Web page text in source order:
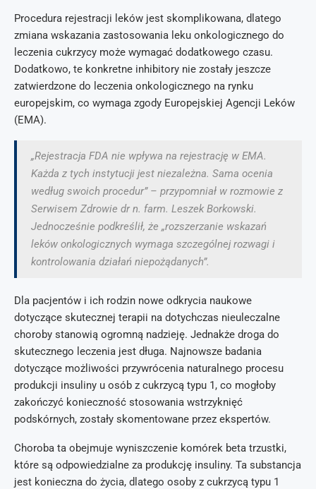
Procedura rejestracji leków jest skomplikowana, dlatego
zmiana wskazania zastosowania leku onkologicznego do
leczenia cukrzycy może wymagać dodatkowego czasu.
Dodatkowo, te konkretne inhibitory nie zostały jeszcze
zatwierdzone do leczenia onkologicznego na rynku
europejskim, co wymaga zgody Europejskiej Agencji Leków
(EMA).
„Rejestracja FDA nie wpływa na rejestrację w EMA.
Każda z tych instytucji jest niezależna. Sama ocenia
według swoich procedur” – przypomniał w rozmowie z
Serwisem Zdrowie dr n. farm. Leszek Borkowski.
Jednocześnie podkreślił, że „rozszerzanie wskazań
leków onkologicznych wymaga szczególnej rozwagi i
kontrolowania działań niepożądanych”.
Dla pacjentów i ich rodzin nowe odkrycia naukowe
dotyczące skutecznej terapii na dotychczas nieuleczalne
choroby stanowią ogromną nadzieję. Jednakże droga do
skutecznego leczenia jest długa. Najnowsze badania
dotyczące możliwości przywrócenia naturalnego procesu
produkcji insuliny u osób z cukrzycą typu 1, co mogłoby
zakończyć konieczność stosowania wstrzyknięć
podskórnych, zostały skomentowane przez ekspertów.
Choroba ta obejmuje wyniszczenie komórek beta trzustki,
które są odpowiedzialne za produkcję insuliny. Ta substancja
jest konieczna do życia, dlatego osoby z cukrzycą typu 1